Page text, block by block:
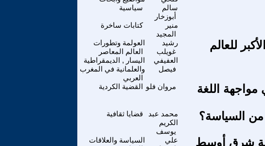
سياسية
سالم
أبوزخار
كتابات ساخرة
منير
المجيد
العولمة وتطورات
العالم المعاصر
رشيد
غويلب
للعالم
اليسار , الديمقراطية
والعلمانية في المغرب
العربي
العفيفي
فيصل
القضية الكردية مروان فلو
مواجهة اللغة
قضايا ثقافية
محمد عبد
الكريم
يوسف
من السياسة؟
السياسة والعلاقات
علي
شرق أوسط